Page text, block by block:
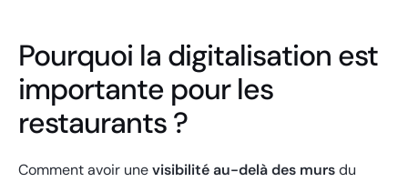
Pourquoi la digitalisation est
importante pour les
restaurants ?
Comment avoir unevisibilité au-delà des mursdu